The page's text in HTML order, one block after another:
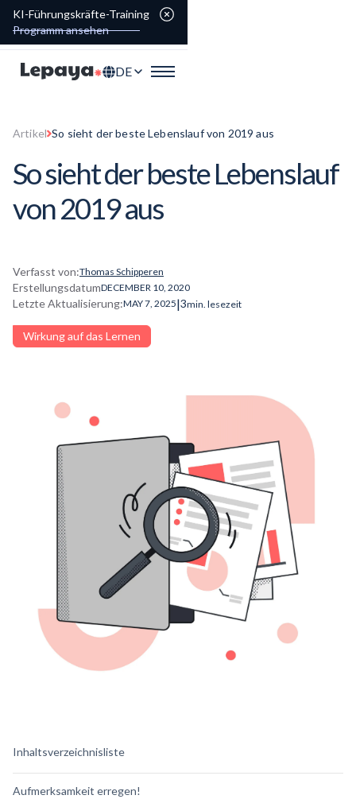
KI-Führungskräfte-Training
Programm ansehen
DE
Artikel So sieht der beste Lebenslauf von 2019 aus
So sieht der beste Lebenslauf
von 2019 aus
Verfasst von:Thomas Schipperen
ErstellungsdatumDECEMBER 10, 2020
Letzte Aktualisierung:MAY 7, 2025|3min. lesezeit
Wirkung auf das Lernen
Inhaltsverzeichnisliste
Aufmerksamkeit erregen!